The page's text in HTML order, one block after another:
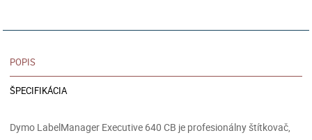
POPIS
ŠPECIFIKÁCIA
Dymo LabelManager Executive 640 CB je profesionálny štítkovač,